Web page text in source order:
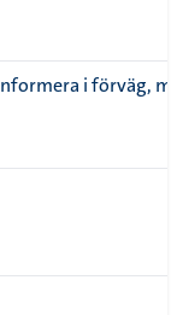
i förväg,